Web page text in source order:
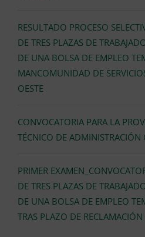
RESULTADO PROCESO
DE TRES PLAZAS DE
DE UNA BOLSA DE EMPLEO
MANCOMUNIDAD DE
OESTE
CONVOCATORIA PARA LA
TÉCNICO DE ADMINISTRACIÓN
PRIMER
DE TRES PLAZAS DE
DE UNA BOLSA DE EMPLEO
TRAS PLAZO DE RECLAMACIÓN